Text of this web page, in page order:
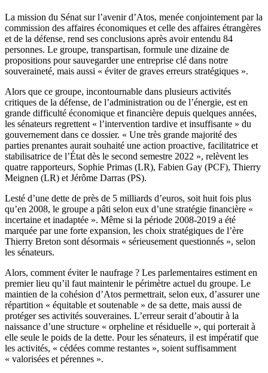
La mission du Sénat sur l’avenir d’Atos, menée conjointement par la
commission des affaires économiques et celle des affaires étrangères
et de la défense, rend ses conclusions après avoir entendu 84
personnes. Le groupe, transpartisan, formule une dizaine de
propositions pour sauvegarder une entreprise clé dans notre
souveraineté, mais aussi « éviter de graves erreurs stratégiques ».
Alors que ce groupe, incontournable dans plusieurs activités
critiques de la défense, de l’administration ou de l’énergie, est en
grande difficulté économique et financière depuis quelques années,
les sénateurs regrettent « l’intervention tardive et insuffisante » du
gouvernement dans ce dossier. « Une très grande majorité des
parties prenantes aurait souhaité une action proactive, facilitatrice et
stabilisatrice de l’État dès le second semestre 2022 », relèvent les
quatre rapporteurs, Sophie Primas (LR), Fabien Gay (PCF), Thierry
Meignen (LR) et Jérôme Darras (PS).
Lesté d’une dette de près de 5 milliards d’euros, soit huit fois plus
qu’en 2008, le groupe a pâti selon eux d’une stratégie financière «
incertaine et inadaptée ». Même si la période 2008-2019 a été
marquée par une forte expansion, les choix stratégiques de l’ère
Thierry Breton sont désormais « sérieusement questionnés », selon
les sénateurs.
Alors, comment éviter le naufrage ? Les parlementaires estiment en
premier lieu qu’il faut maintenir le périmètre actuel du groupe. Le
maintien de la cohésion d’Atos permettrait, selon eux, d’assurer une
répartition « équitable et soutenable » de sa dette, mais aussi de
protéger ses activités souveraines. L’erreur serait d’aboutir à la
naissance d’une structure « orpheline et résiduelle », qui porterait à
elle seule le poids de la dette. Pour les sénateurs, il est impératif que
les activités, « cédées comme restantes », soient suffisamment
« valorisées et pérennes ».